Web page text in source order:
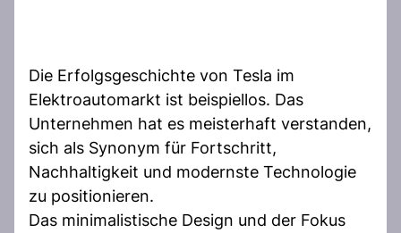
Die Erfolgsgeschichte von Tesla im
Elektroautomarkt ist beispiellos. Das
Unternehmen hat es meisterhaft verstanden,
sich als Synonym für Fortschritt,
Nachhaltigkeit und modernste Technologie
zu positionieren.
Das minimalistische Design und der Fokus